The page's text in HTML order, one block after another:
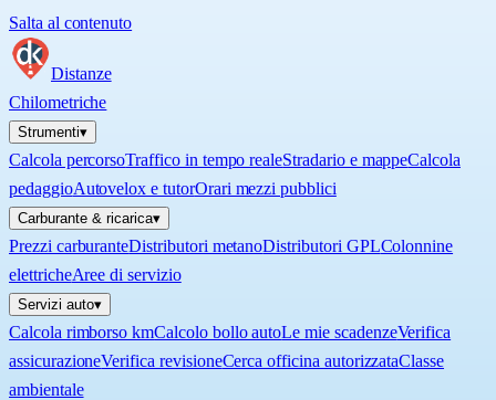
Salta al contenuto
Distanze
Chilometriche
Strumenti▾
Calcola percorsoTraffico in tempo realeStradario e mappeCalcola
pedaggioAutovelox e tutorOrari mezzi pubblici
Carburante & ricarica▾
Prezzi carburanteDistributori metanoDistributori GPLColonnine
elettricheAree di servizio
Servizi auto▾
Calcola rimborso kmCalcolo bollo autoLe mie scadenzeVerifica
assicurazioneVerifica revisioneCerca officina autorizzataClasse
ambientale